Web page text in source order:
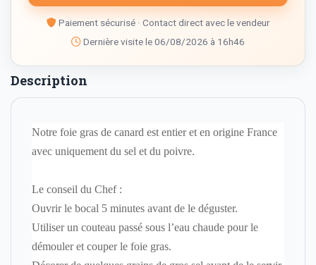
Paiement sécurisé · Contact direct avec le vendeur
Dernière visite le 06/08/2026 à 16h46
Description
Notre foie gras de canard est entier et en origine France
avec uniquement du sel et du poivre.
Le conseil du Chef :
Ouvrir le bocal 5 minutes avant de le déguster.
Utiliser un couteau passé sous l’eau chaude pour le
démouler et couper le foie gras.